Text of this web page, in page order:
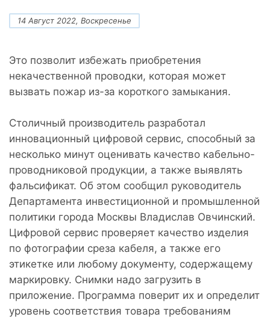
14 Август 2022, Воскресенье
Это позволит избежать приобретения
некачественной проводки, которая может
вызвать пожар из-за короткого замыкания.
Столичный производитель разработал
инновационный цифровой сервис, способный за
несколько минут оценивать качество кабельно-
проводниковой продукции, а также выявлять
фальсификат. Об этом сообщил руководитель
Департамента инвестиционной и промышленной
политики города Москвы Владислав Овчинский.
Цифровой сервис проверяет качество изделия
по фотографии среза кабеля, а также его
этикетке или любому документу, содержащему
маркировку. Снимки надо загрузить в
приложение. Программа поверит их и определит
уровень соответствия товара требованиям